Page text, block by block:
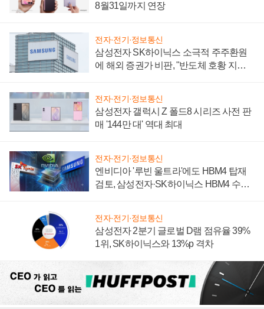
8월31일까지 연장
전자·전기·정보통신
삼성전자 SK하이닉스 소극적 주주환원
에 해외 증권가 비판, "반도체 호황 지속
전자·전기·정보통신
삼성전자 갤럭시 Z 폴드8 시리즈 사전 판
매 '144만 대' 역대 최대
전자·전기·정보통신
엔비디아 '루빈 울트라'에도 HBM4 탑재
검토, 삼성전자·SK하이닉스 HBM4 수율
전자·전기·정보통신
삼성전자 2분기 글로벌 D램 점유율 39%
1위, SK하이닉스와 13%p 격차